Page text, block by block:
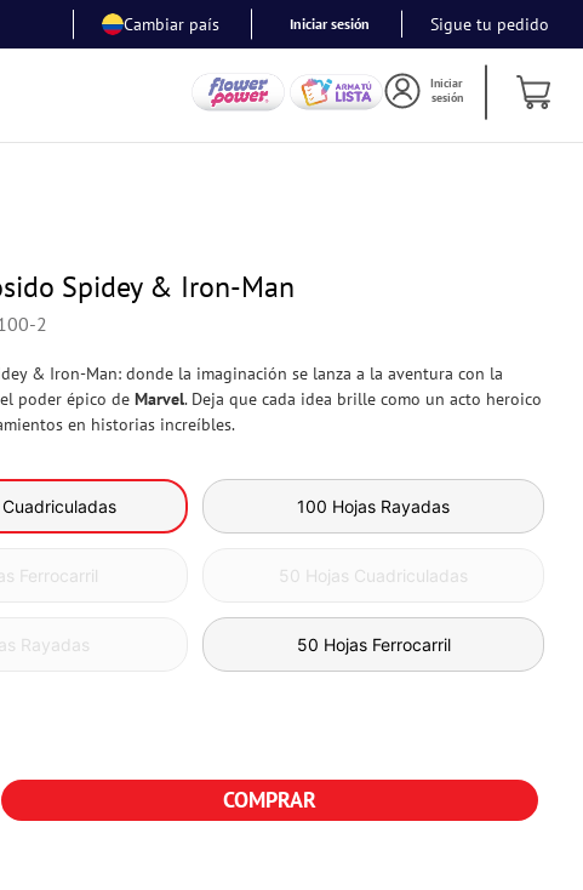
Cambiar país Iniciar sesión Sigue tu pedido
Iniciar
sesión
Spidey & Iron-Man
2
& Iron-Man: donde la imaginación se lanza a la aventura con la
poder épico de Marvel. Deja que cada idea brille como un acto heroico
en historias increíbles.
100 Hojas Rayadas
Ferrocarril 50 Hojas Cuadriculadas
Rayadas 50 Hojas Ferrocarril
COMPRAR